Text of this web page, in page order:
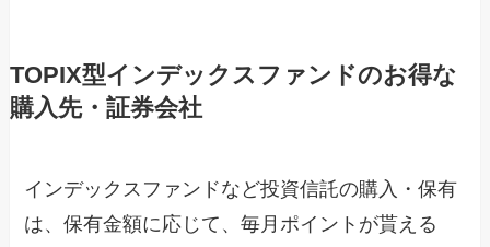
TOPIX型インデックスファンドのお得な
購入先・証券会社
インデックスファンドなど投資信託の購入・保有
は、保有金額に応じて、毎月ポイントが貰える